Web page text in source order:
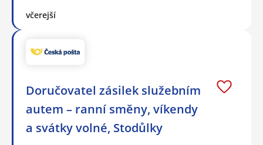
včerejší
Doručovatel zásilek služebním
autem – ranní směny, víkendy
a svátky volné, Stodůlky